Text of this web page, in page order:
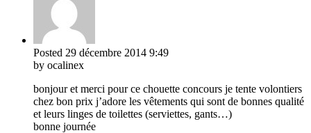
Posted 29 décembre 2014 9:49
by ocalinex
bonjour et merci pour ce chouette concours je tente volontiers
chez bon prix j’adore les vêtements qui sont de bonnes qualité
et leurs linges de toilettes (serviettes, gants…)
bonne journée